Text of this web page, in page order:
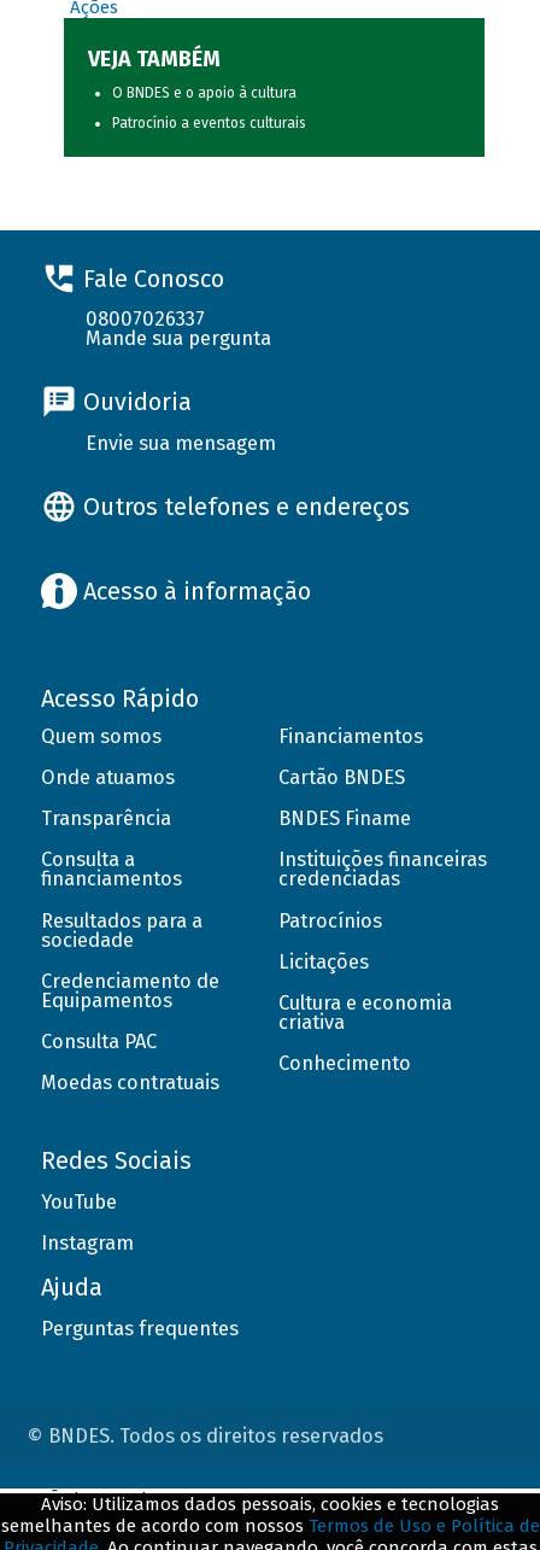
Ações
VEJA TAMBÉM
O BNDES e o apoio à cultura
Patrocínio a eventos culturais
Fale Conosco
08007026337
Mande sua pergunta
Ouvidoria
Envie sua mensagem
Outros telefones e endereços
Acesso à informação
Acesso Rápido
Quem somos
Onde atuamos
Transparência
Consulta a
financiamentos
Resultados para a
sociedade
Credenciamento de
Equipamentos
Consulta PAC
Moedas contratuais
Financiamentos
Cartão BNDES
BNDES Finame
Instituições financeiras
credenciadas
Patrocínios
Licitações
Cultura e economia
criativa
Conhecimento
Redes Sociais
YouTube
Instagram
Ajuda
Perguntas frequentes
© BNDES. Todos os direitos reservados
Aviso: Utilizamos dados pessoais, cookies e tecnologias
semelhantes de acordo com nossos Termos de Uso e Política de
ConteÃºdo complementar
${title}${badge}